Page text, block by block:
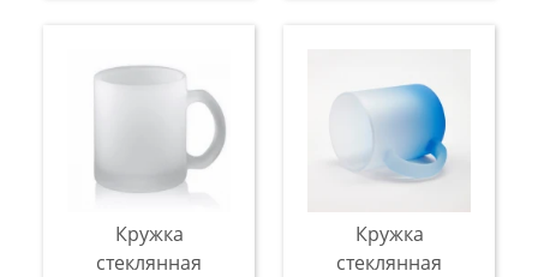
Кружка
стеклянная
Кружка
стеклянная